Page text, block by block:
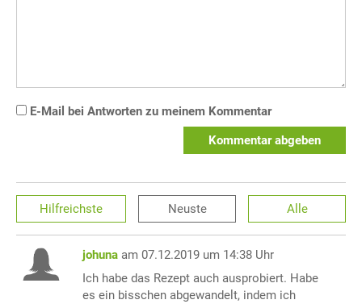
E-Mail bei Antworten zu meinem Kommentar
Kommentar abgeben
Hilfreichste Neuste Alle
johuna am 07.12.2019 um 14:38 Uhr
Ich habe das Rezept auch ausprobiert. Habe
es ein bisschen abgewandelt, indem ich